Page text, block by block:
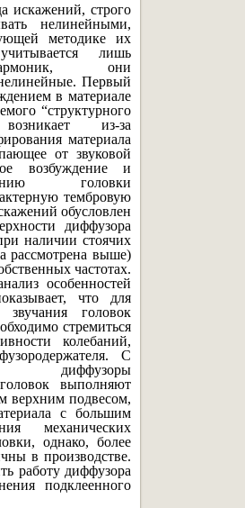
искажений, строго
нелинейными,
методике их
лишь
они
Первый
в материале
“структурного
из-за
материала
от звуковой
возбуждение и
головки
тембровую
обусловлен
диффузора
наличии стоячих
рассмотрена выше)
частотах.
особенностей
что для
звучания головок
стремиться
колебаний,
С
выполняют
верхним подвесом,
с большим
механических
однако, более
в производстве.
работу диффузора
подклеенного